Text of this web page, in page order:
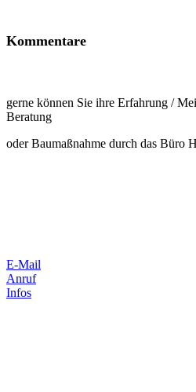
Kommentare
gerne können Sie ihre Erfahrung /
Beratung
oder Baumaßnahme durch das Büro
E-Mail
Anruf
Infos